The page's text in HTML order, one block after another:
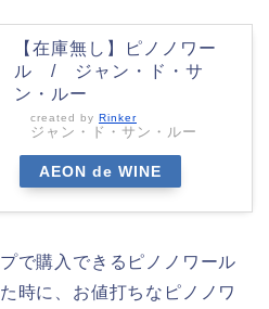
【在庫無し】ピノノワー
ル / ジャン・ド・サ
ン・ルー
created by Rinker
ジャン・ド・サン・ルー
AEON de WINE
で購入できるピノノワール
時に、お値打ちなピノノワ